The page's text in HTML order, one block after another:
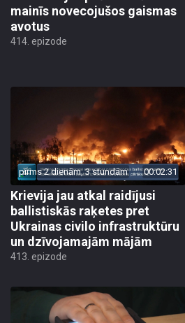
mainīs novecojušos gaismas
avotus
414. epizode
pirms 2 dienām, 3 stundām 00:02:31
Krievija jau atkal raidījusi
ballistiskās raķetes pret
Ukrainas civilo infrastruktūru
un dzīvojamajām mājām
413. epizode